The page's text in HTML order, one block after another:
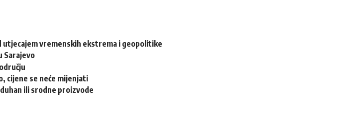
utjecajem vremenskih ekstrema i geopolitike
Sarajevo
cijene se neće mijenjati
ili srodne proizvode